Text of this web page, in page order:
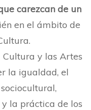
carezcan de un
en el ámbito de
y las Artes
la igualdad, el
la práctica de los